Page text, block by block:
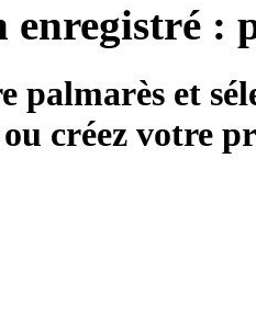
enregistré :
palmarès et
ou créez votre